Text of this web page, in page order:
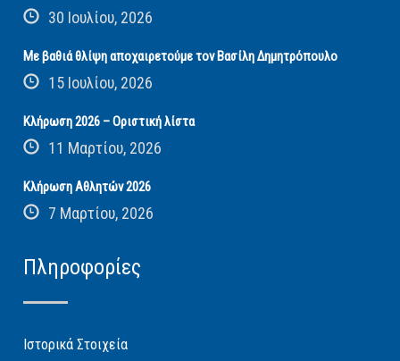
30 Ιουλίου, 2026
Με βαθιά θλίψη αποχαιρετούμε τον Βασίλη Δημητρόπουλο
15 Ιουλίου, 2026
Κλήρωση 2026 – Οριστική λίστα
11 Μαρτίου, 2026
Κλήρωση Αθλητών 2026
7 Μαρτίου, 2026
Πληροφορίες
Ιστορικά Στοιχεία